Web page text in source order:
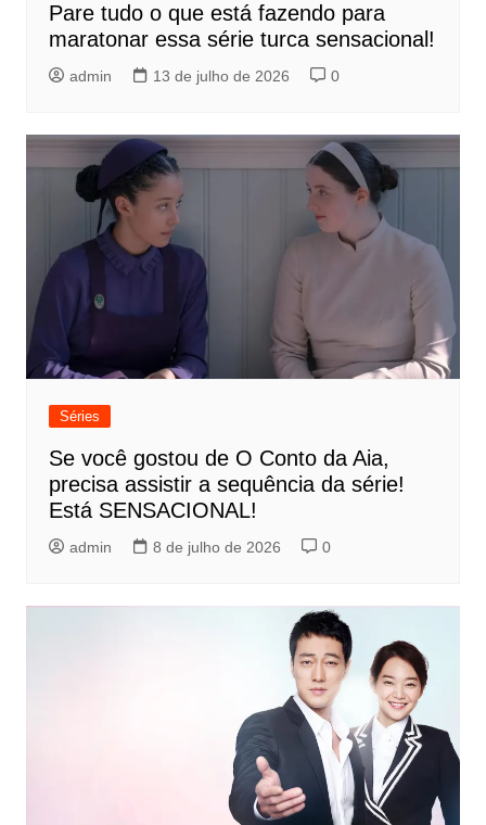
Pare tudo o que está fazendo para
maratonar essa série turca sensacional!
admin 13 de julho de 2026 0
Séries
Se você gostou de O Conto da Aia,
precisa assistir a sequência da série!
Está SENSACIONAL!
admin 8 de julho de 2026 0